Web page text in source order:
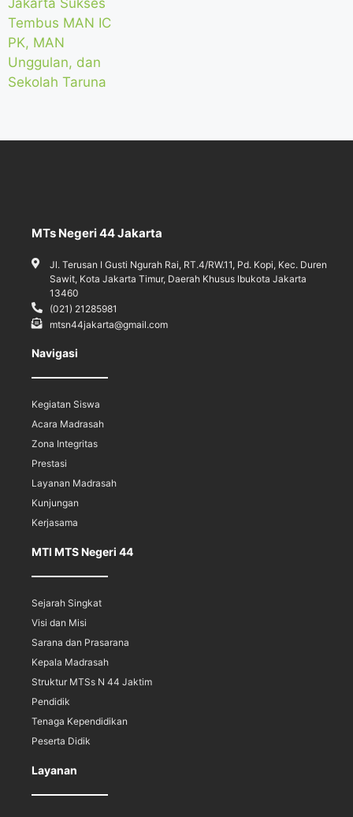
MTs Negeri 44 Jakarta
Jl. Terusan I Gusti Ngurah Rai, RT.4/RW.11, Pd. Kopi, Kec. Duren
Sawit, Kota Jakarta Timur, Daerah Khusus Ibukota Jakarta
13460
(021) 21285981
mtsn44jakarta@gmail.com
Navigasi
Kegiatan Siswa
Acara Madrasah
Zona Integritas
Prestasi
Layanan Madrasah
Kunjungan
Kerjasama
MTI MTS Negeri 44
Sejarah Singkat
Visi dan Misi
Sarana dan Prasarana
Kepala Madrasah
Struktur MTSs N 44 Jaktim
Pendidik
Tenaga Kependidikan
Peserta Didik
Layanan